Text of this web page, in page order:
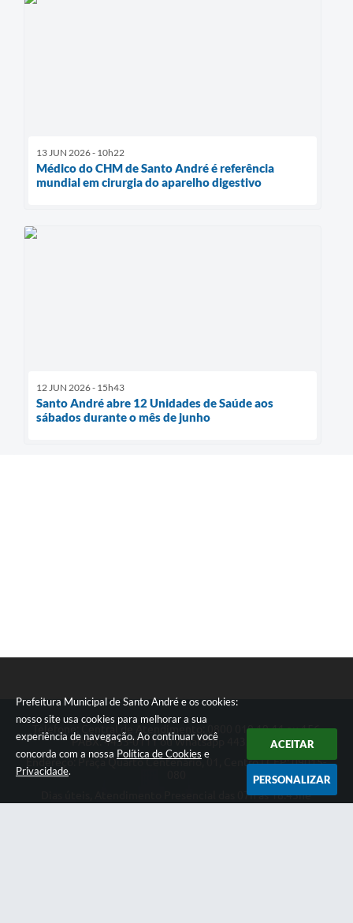
Prefeitura Municipal de Santo André e os cookies:
nosso site usa cookies para melhorar a sua
experiência de navegação. Ao continuar você
concorda com a nossa Política de Cookies e
Privacidade.
ACEITAR
PERSONALIZAR
13 JUN 2026 - 10h22
Médico do CHM de Santo André é referência
mundial em cirurgia do aparelho digestivo
12 JUN 2026 - 15h43
Santo André abre 12 Unidades de Saúde aos
sábados durante o mês de junho
Telefone: Central de Atendimento: 0800 019 19 44 ou 156
PABX: 4433-0111 ou Whatsapp 4433-0123
Endereço: Praça Quarto Centenário, 01, Centro | CEP: 09015-
Dias úteis, Atendimento Presencial das 07h as 18:45he